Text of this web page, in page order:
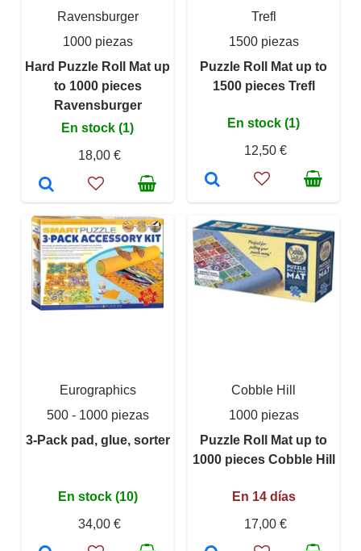
Ravensburger
1000 piezas
Hard Puzzle Roll Mat up
to 1000 pieces
Ravensburger
En stock (1)
18,00 €
Trefl
1500 piezas
Puzzle Roll Mat up to
1500 pieces Trefl
En stock (1)
12,50 €
Eurographics
500 - 1000 piezas
3-Pack pad, glue, sorter
En stock (10)
34,00 €
Cobble Hill
1000 piezas
Puzzle Roll Mat up to
1000 pieces Cobble Hill
En 14 días
17,00 €